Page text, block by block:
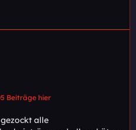
Beiträge hier
alle